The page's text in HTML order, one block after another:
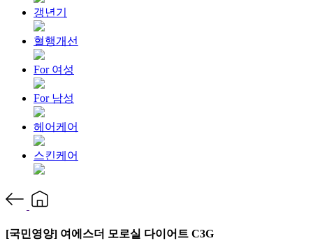
갱년기
혈행개선
For 여성
For 남성
헤어케어
스킨케어
[국민영양] 여에스더 모로실 다이어트 C3G